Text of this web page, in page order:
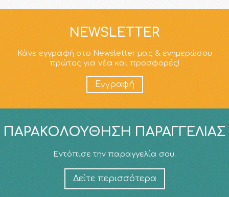
NEWSLETTER
Κάνε εγγραφή στο Newsletter μας & ενημερώσου
πρώτος για νέα και προσφορές!
Εγγραφή
ΠΑΡΑΚΟΛΟΎΘΗΣΗ ΠΑΡΑΓΓΕΛΊΑΣ
Εντόπισε την παραγγελία σου.
Δείτε περισσότερα